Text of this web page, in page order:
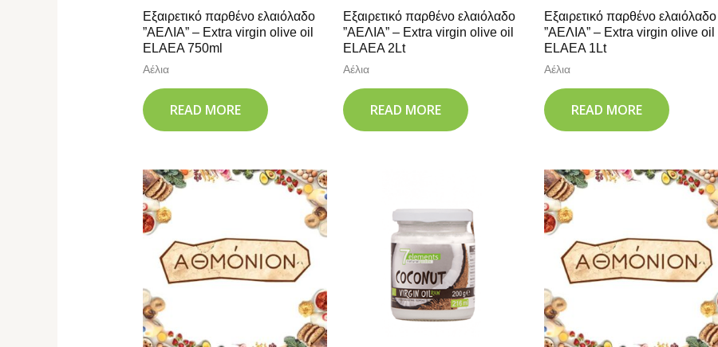
Εξαιρετικό παρθένο ελαιόλαδο
”ΑΕΛΙΑ” – Extra virgin olive oil
ELAEA 750ml
Αέλια
READ MORE
Εξαιρετικό παρθένο ελαιόλαδο
”ΑΕΛΙΑ” – Extra virgin olive oil
ELAEA 2Lt
Αέλια
READ MORE
Εξαιρετικό παρθένο ελαιόλαδο
”ΑΕΛΙΑ” – Extra virgin olive oil
ELAEA 1Lt
Αέλια
READ MORE